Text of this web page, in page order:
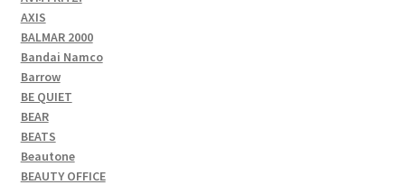
AXIS
BALMAR 2000
Bandai Namco
Barrow
BE QUIET
BEAR
BEATS
Beautone
BEAUTY OFFICE